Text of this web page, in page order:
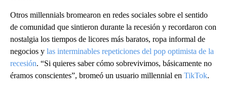
Otros millennials bromearon en redes sociales sobre el sentido
de comunidad que sintieron durante la recesión y recordaron con
nostalgia los tiempos de licores más baratos, ropa informal de
negocios y las interminables repeticiones del pop optimista de la
recesión. “Si quieres saber cómo sobrevivimos, básicamente no
éramos conscientes”, bromeó un usuario millennial en TikTok.